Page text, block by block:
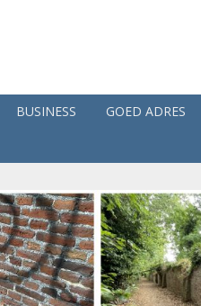
BUSINESS
GOED ADRES